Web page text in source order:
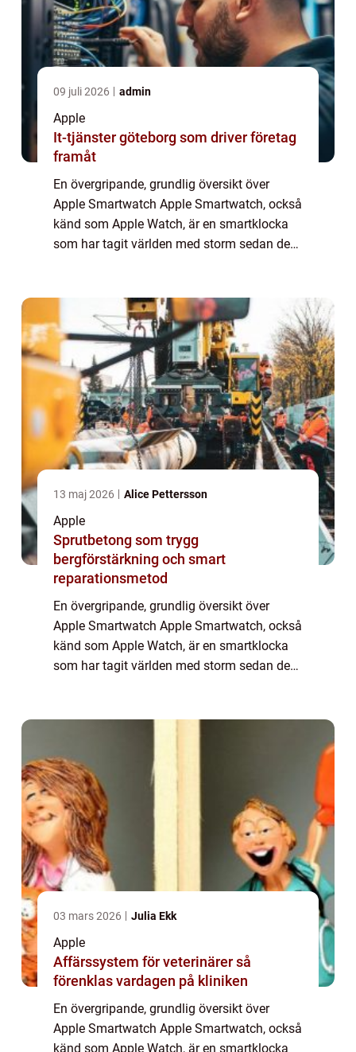
09 juli 2026 admin
Apple
It-tjänster göteborg som driver företag
framåt
En övergripande, grundlig översikt över
Apple Smartwatch Apple Smartwatch, också
känd som Apple Watch, är en smartklocka
som har tagit världen med storm sedan dess
13 maj 2026 Alice Pettersson
Apple
Sprutbetong som trygg
bergförstärkning och smart
reparationsmetod
En övergripande, grundlig översikt över
Apple Smartwatch Apple Smartwatch, också
känd som Apple Watch, är en smartklocka
som har tagit världen med storm sedan dess
03 mars 2026 Julia Ekk
Apple
Affärssystem för veterinärer så
förenklas vardagen på kliniken
En övergripande, grundlig översikt över
Apple Smartwatch Apple Smartwatch, också
känd som Apple Watch, är en smartklocka